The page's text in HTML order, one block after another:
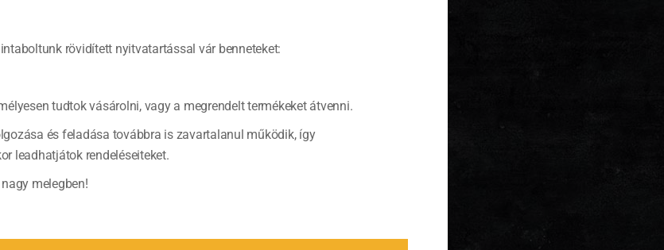
rövidített nyitvatartással vár benneteket:
tudtok vásárolni, vagy a megrendelt termékeket átvenni.
és feladása továbbra is zavartalanul működik, így
leadhatjátok rendeléseiteket.
melegben!